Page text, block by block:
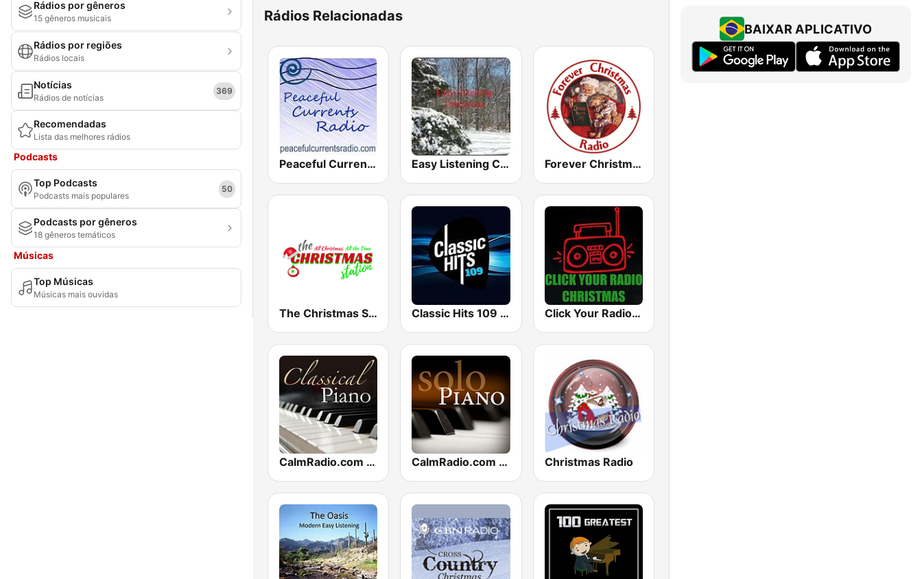
Rádios por gêneros
15 gêneros musicais
Rádios por regiões
Rádios locais
Notícias
Rádios de notícias
369
Recomendadas
Lista das melhores rádios
Podcasts
Top Podcasts
Podcasts mais populares
50
Podcasts por gêneros
18 gêneros temáticos
Músicas
Top Músicas
Músicas mais ouvidas
Rádios Relacionadas
Peaceful Currents Radio Easy Listening Christmas Forever Christmas Radio
The Christmas Station Classic Hits 109 - Christmas Click Your Radio Christmas
CalmRadio.com - Classical Piano CalmRadio.com - Solo Piano Christmas Radio
BAIXAR APLICATIVO